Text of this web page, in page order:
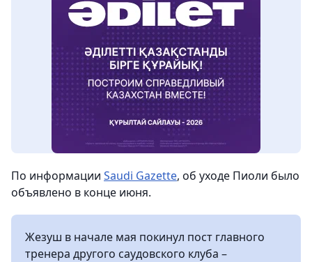
По информации Saudi Gazette, об уходе Пиоли было
объявлено в конце июня.
Жезуш в начале мая покинул пост главного
тренера другого саудовского клуба –